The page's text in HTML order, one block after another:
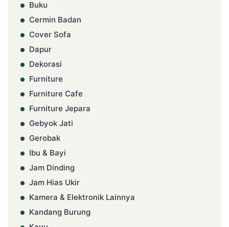
Buku
Cermin Badan
Cover Sofa
Dapur
Dekorasi
Furniture
Furniture Cafe
Furniture Jepara
Gebyok Jati
Gerobak
Ibu & Bayi
Jam Dinding
Jam Hias Ukir
Kamera & Elektronik Lainnya
Kandang Burung